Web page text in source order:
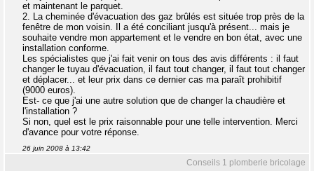
et maintenant le parquet.
2. La cheminée d'évacuation des gaz brûlés est située trop près de la
fenêtre de mon voisin. Il a été conciliant jusqu'à présent... mais je
souhaite vendre mon appartement et le vendre en bon état, avec une
installation conforme.
Les spécialistes que j'ai fait venir on tous des avis différents : il faut
changer le tuyau d'évacuation, il faut tout changer, il faut tout changer
et déplacer... et leur prix dans ce dernier cas ma paraît prohibitif
(9000 euros).
Est- ce que j'ai une autre solution que de changer la chaudière et
l'installation ?
Si non, quel est le prix raisonnable pour une telle intervention. Merci
d'avance pour votre réponse.
26 juin 2008 à 13:42
Conseils 1 plomberie bricolage